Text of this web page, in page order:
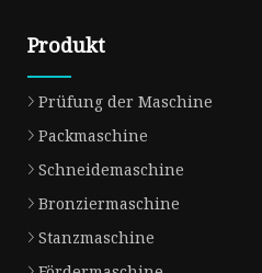
Produkt
Prüfung der Maschine
Packmaschine
Schneidemaschine
Bronziermaschine
Stanzmaschine